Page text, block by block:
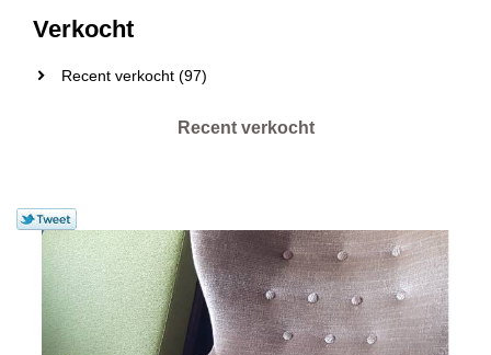
Verkocht
Recent verkocht (97)
Recent verkocht